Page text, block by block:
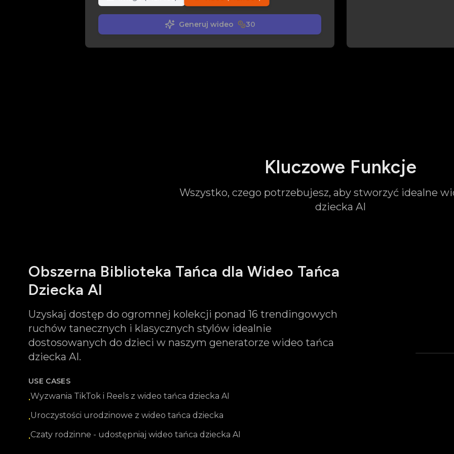
0:00 0:00 0:00 0:00
Generuj wideo 30
Kluczowe Funkcje
Wszystko, czego potrzebujesz, aby stworzyć idealne
dziecka AI
Obszerna Biblioteka Tańca dla Wideo Tańca
Dziecka AI
Uzyskaj dostęp do ogromnej kolekcji ponad 16 trendingowych
ruchów tanecznych i klasycznych stylów idealnie
dostosowanych do dzieci w naszym generatorze wideo tańca
dziecka AI.
USE CASES
•Wyzwania TikTok i Reels z wideo tańca dziecka AI
•Uroczystości urodzinowe z wideo tańca dziecka
•Czaty rodzinne - udostępniaj wideo tańca dziecka AI